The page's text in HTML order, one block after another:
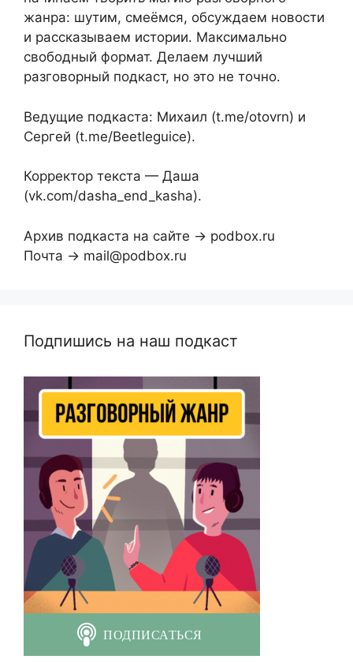
жанра: шутим, смеёмся, обсуждаем новости
и рассказываем истории. Максимально
свободный формат. Делаем лучший
разговорный подкаст, но это не точно.
Ведущие подкаста: Михаил (t.me/otovrn) и
Сергей (t.me/Beetleguice).
Корректор текста — Даша
(vk.com/dasha_end_kasha).
Архив подкаста на сайте → podbox.ru
Почта → mail@podbox.ru
Подпишись на наш подкаст